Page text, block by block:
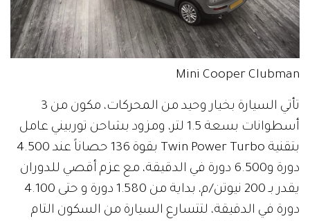
Mini Cooper Clubman
تأتي السيارة بخيار وحيد من المحركات، مكون من 3
أسطوانات بسعة 1.5 لتر، ومزود بشاحن توربيني عامل
بتقنية Twin Power Turbo بقوة 136 حصاناً عند 4.500
دورة و6.500 دورة في الدقيقة، مع عزم أقصي للدوران
يقدر بـ 200 نيوتن/م، بداية من 1.580 دورة و حتى 4.100
دورة في الدقيقة، لتتسارع السيارة من السكون التام